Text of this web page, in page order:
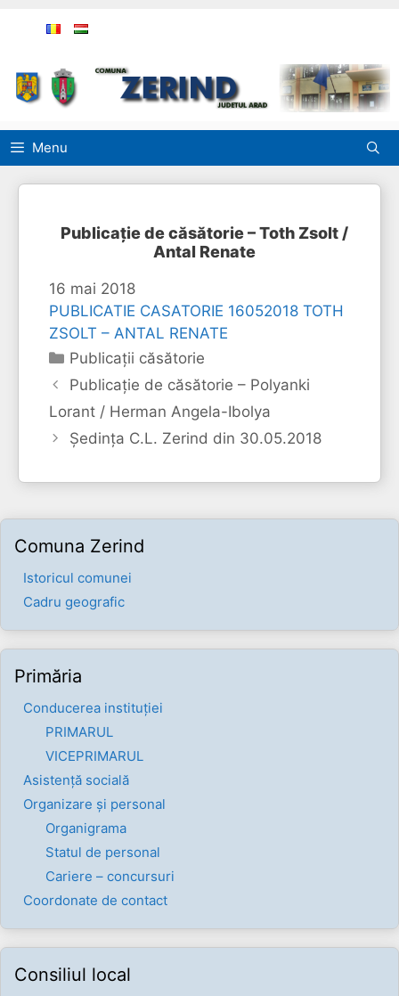
Menu
Publicație de căsătorie – Toth Zsolt /
Antal Renate
16 mai 2018
PUBLICATIE CASATORIE 16052018 TOTH
ZSOLT – ANTAL RENATE
Categorii
Publicaţii căsătorie
Publicație de căsătorie – Polyanki
Lorant / Herman Angela-Ibolya
Ședința C.L. Zerind din 30.05.2018
Comuna Zerind
Istoricul comunei
Cadru geografic
Primăria
Conducerea instituției
PRIMARUL
VICEPRIMARUL
Asistență socială
Organizare și personal
Organigrama
Statul de personal
Cariere – concursuri
Coordonate de contact
Consiliul local